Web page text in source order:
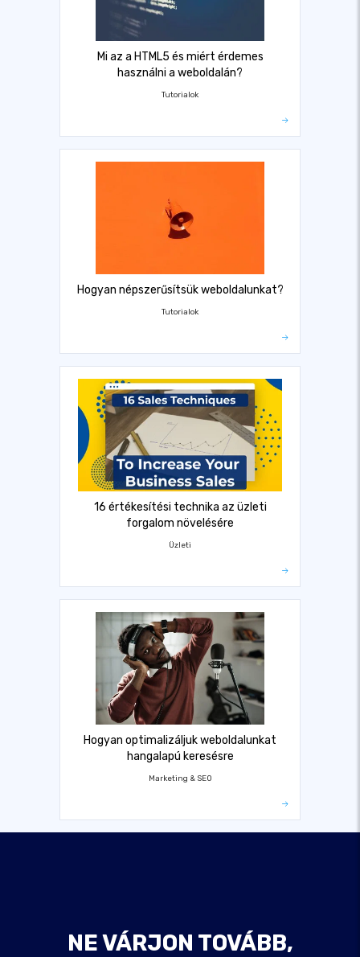
Mi az a HTML5 és miért érdemes
használni a weboldalán?
Tutorialok
Hogyan népszerűsítsük weboldalunkat?
Tutorialok
16 értékesítési technika az üzleti
forgalom növelésére
Üzleti
Hogyan optimalizáljuk weboldalunkat
hangalapú keresésre
Marketing & SEO
NE VÁRJON TOVÁBB,